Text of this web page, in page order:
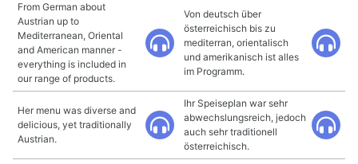
From German about
Austrian up to
Mediterranean, Oriental
and American manner -
everything is included in
our range of products.
Von deutsch über
österreichisch bis zu
mediterran, orientalisch
und amerikanisch ist alles
im Programm.
Her menu was diverse and
delicious, yet traditionally
Austrian.
Ihr Speiseplan war sehr
abwechslungsreich, jedoch
auch sehr traditionell
österreichisch.